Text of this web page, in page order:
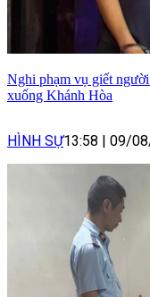
Nghi phạm vụ giết
xuống Khánh Hòa
HÌNH SỰ13:58 09/